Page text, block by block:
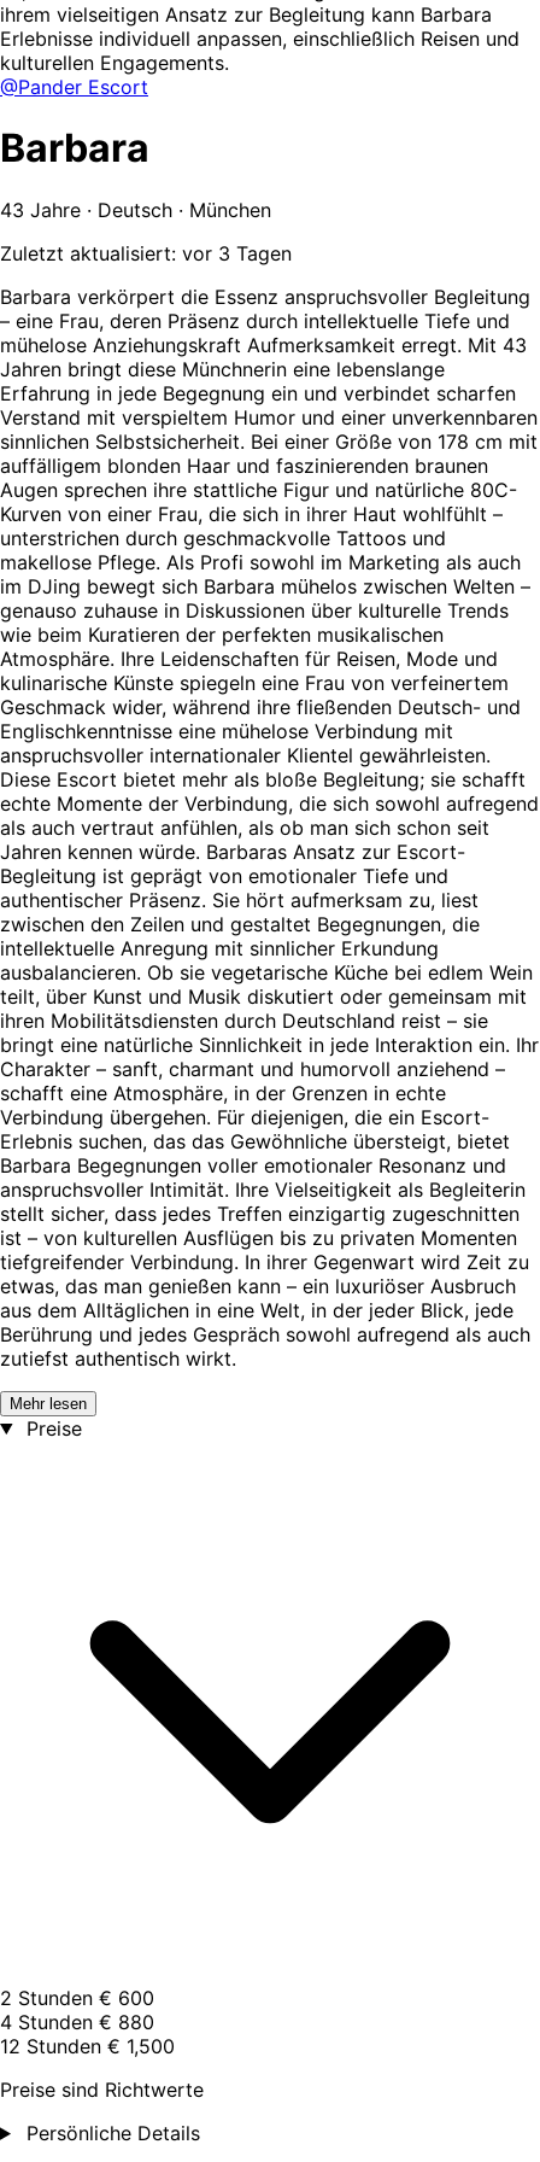
ihrem vielseitigen Ansatz zur Begleitung kann Barbara
Erlebnisse individuell anpassen, einschließlich Reisen und
kulturellen Engagements.
@Pander Escort
Barbara
43 Jahre · Deutsch · München
Zuletzt aktualisiert: vor 3 Tagen
Barbara verkörpert die Essenz anspruchsvoller Begleitung
– eine Frau, deren Präsenz durch intellektuelle Tiefe und
mühelose Anziehungskraft Aufmerksamkeit erregt. Mit 43
Jahren bringt diese Münchnerin eine lebenslange
Erfahrung in jede Begegnung ein und verbindet scharfen
Verstand mit verspieltem Humor und einer unverkennbaren
sinnlichen Selbstsicherheit. Bei einer Größe von 178 cm mit
auffälligem blonden Haar und faszinierenden braunen
Augen sprechen ihre stattliche Figur und natürliche 80C-
Kurven von einer Frau, die sich in ihrer Haut wohlfühlt –
unterstrichen durch geschmackvolle Tattoos und
makellose Pflege. Als Profi sowohl im Marketing als auch
im DJing bewegt sich Barbara mühelos zwischen Welten –
genauso zuhause in Diskussionen über kulturelle Trends
wie beim Kuratieren der perfekten musikalischen
Atmosphäre. Ihre Leidenschaften für Reisen, Mode und
kulinarische Künste spiegeln eine Frau von verfeinertem
Geschmack wider, während ihre fließenden Deutsch- und
Englischkenntnisse eine mühelose Verbindung mit
anspruchsvoller internationaler Klientel gewährleisten.
Diese Escort bietet mehr als bloße Begleitung; sie schafft
echte Momente der Verbindung, die sich sowohl aufregend
als auch vertraut anfühlen, als ob man sich schon seit
Jahren kennen würde. Barbaras Ansatz zur Escort-
Begleitung ist geprägt von emotionaler Tiefe und
authentischer Präsenz. Sie hört aufmerksam zu, liest
zwischen den Zeilen und gestaltet Begegnungen, die
intellektuelle Anregung mit sinnlicher Erkundung
ausbalancieren. Ob sie vegetarische Küche bei edlem Wein
teilt, über Kunst und Musik diskutiert oder gemeinsam mit
ihren Mobilitätsdiensten durch Deutschland reist – sie
bringt eine natürliche Sinnlichkeit in jede Interaktion ein. Ihr
Charakter – sanft, charmant und humorvoll anziehend –
schafft eine Atmosphäre, in der Grenzen in echte
Verbindung übergehen. Für diejenigen, die ein Escort-
Erlebnis suchen, das das Gewöhnliche übersteigt, bietet
Barbara Begegnungen voller emotionaler Resonanz und
anspruchsvoller Intimität. Ihre Vielseitigkeit als Begleiterin
stellt sicher, dass jedes Treffen einzigartig zugeschnitten
ist – von kulturellen Ausflügen bis zu privaten Momenten
tiefgreifender Verbindung. In ihrer Gegenwart wird Zeit zu
etwas, das man genießen kann – ein luxuriöser Ausbruch
aus dem Alltäglichen in eine Welt, in der jeder Blick, jede
Berührung und jedes Gespräch sowohl aufregend als auch
zutiefst authentisch wirkt.
Mehr lesen
Preise
2 Stunden € 600
4 Stunden € 880
12 Stunden € 1,500
Preise sind Richtwerte
Persönliche Details